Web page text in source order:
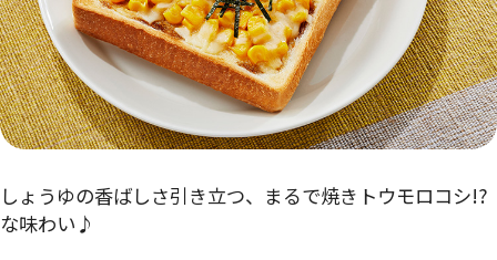
しょうゆの香ばしさ引き立つ、まるで焼きトウモロコシ!?
な味わい♪